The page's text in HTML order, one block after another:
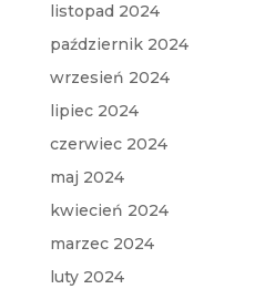
listopad 2024
październik 2024
wrzesień 2024
lipiec 2024
czerwiec 2024
maj 2024
kwiecień 2024
marzec 2024
luty 2024